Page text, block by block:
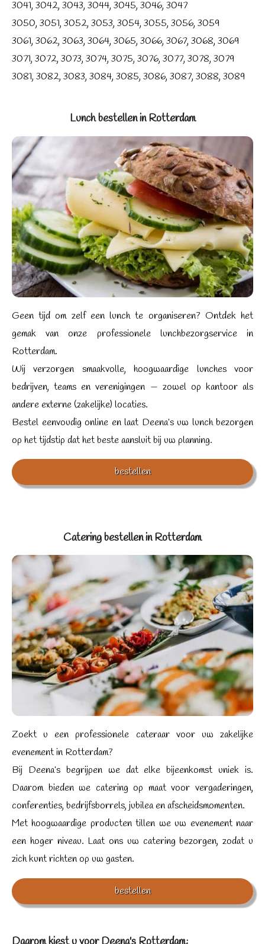
3041, 3042, 3043, 3044, 3045, 3046, 3047
3050, 3051, 3052, 3053, 3054, 3055, 3056, 3059
3061, 3062, 3063, 3064, 3065, 3066, 3067, 3068, 3069
3071, 3072, 3073, 3074, 3075, 3076, 3077, 3078, 3079
3081, 3082, 3083, 3084, 3085, 3086, 3087, 3088, 3089
Lunch bestellen in Rotterdam
Geen tijd om zelf een lunch te organiseren? Ontdek het
gemak van onze professionele lunchbezorgservice in
Rotterdam.
Wij verzorgen smaakvolle, hoogwaardige lunches voor
bedrijven, teams en verenigingen — zowel op kantoor als
andere externe (zakelijke) locaties.
Bestel eenvoudig online en laat Deena’s uw lunch bezorgen
op het tijdstip dat het beste aansluit bij uw planning.
bestellen
Catering bestellen in Rotterdam
Zoekt u een professionele cateraar voor uw zakelijke
evenement in Rotterdam?
Bij Deena’s begrijpen we dat elke bijeenkomst uniek is.
Daarom bieden we catering op maat voor vergaderingen,
conferenties, bedrijfsborrels, jubilea en afscheidsmomenten.
Met hoogwaardige producten tillen we uw evenement naar
een hoger niveau. Laat ons uw catering bezorgen, zodat u
zich kunt richten op uw gasten.
bestellen